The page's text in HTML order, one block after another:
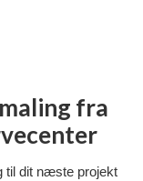
fra
til dit næste projekt